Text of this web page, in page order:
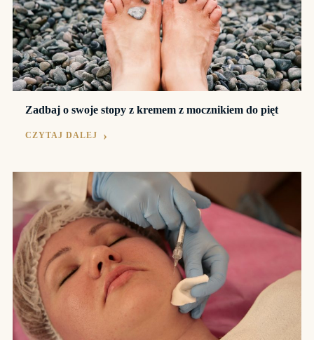
Zadbaj o swoje stopy z kremem z mocznikiem do pięt
CZYTAJ DALEJ